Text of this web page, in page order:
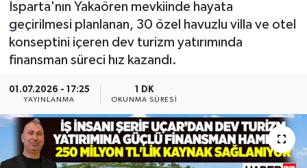
Isparta'nın Yakaören mevkiinde hayata
geçirilmesi planlanan, 30 özel havuzlu villa ve otel
konseptini içeren dev turizm yatırımında
finansman süreci hız kazandı.
01.07.2026 - 17:25
YAYINLANMA
1 DK
OKUNMA SÜRESI
EĞİTİM
Güncel
HABERDE İNSAN
Son Dakika Haberleri